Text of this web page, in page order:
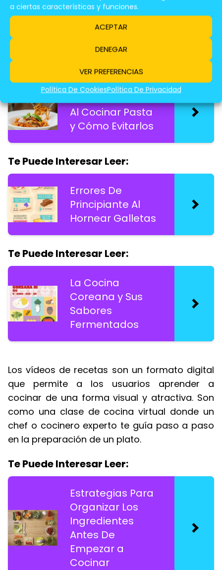
a ciertas características y funciones.
ACEPTAR
DENEGAR
VER PREFERENCIAS
Política De CookiesPolítica De Privacidad
Antes De
Empezar a
Cocinar
Te Puede Interesar Leer:
Errores Comunes
Al Cocinar Pasta
y Cómo Evitarlos
Te Puede Interesar Leer:
Errores De
Principiante Al
Hornear Galletas
Te Puede Interesar Leer:
La Cocina
Coreana y Sus
Sabores
Fermentados
Los vídeos de recetas son un formato digital
que permite a los usuarios aprender a
cocinar de una forma visual y atractiva. Son
como una clase de cocina virtual donde un
chef o cocinero experto te guía paso a paso
en la preparación de un plato.
Te Puede Interesar Leer:
Estrategias Para
Organizar Los
Ingredientes
Antes De
Empezar a
Cocinar